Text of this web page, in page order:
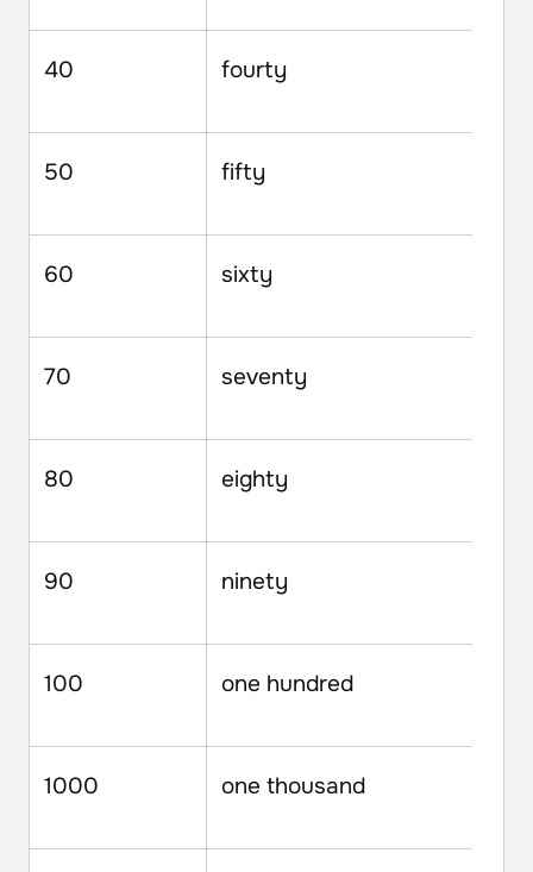
40 fourty
50 fifty
60 sixty
70 seventy
80 eighty
90 ninety
100 one hundred
1000 one thousand